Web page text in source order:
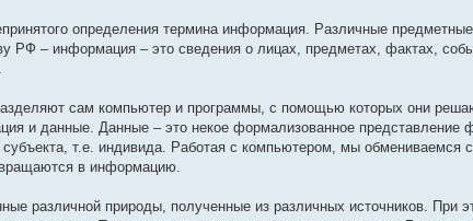
определения термина информация. Различные
РФ – информация – это сведения о лицах, предметах, фактах,
сам компьютер и программы, с помощью которых они
и данные. Данные – это некое формализованное
субъекта, т.е. индивида. Работая с компьютером, мы
в информацию.
различной природы, полученные из различных источников. При